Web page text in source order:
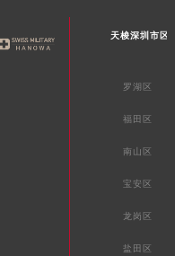
天梭深圳市区
罗湖区
福田区
南山区
宝安区
龙岗区
盐田区